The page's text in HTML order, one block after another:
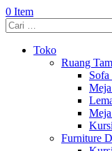
0 Item
Toko
Ruang
Furniture